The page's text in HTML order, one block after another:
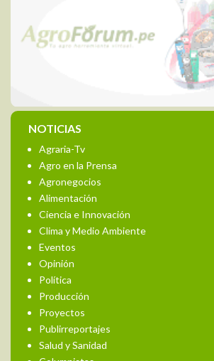
NOTICIAS
Agraria-Tv
Agro en la Prensa
Agronegocios
Alimentación
Ciencia e Innovación
Clima y Medio Ambiente
Eventos
Opinión
Política
Producción
Proyectos
Publirreportajes
Salud y Sanidad